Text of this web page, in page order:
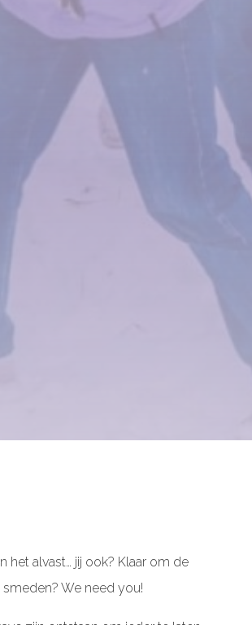
alvast… jij ook? Klaar om de
We need you!